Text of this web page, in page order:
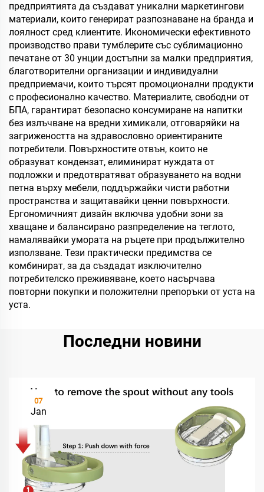
предприятията да създават уникални маркетингови
материали, които генерират разпознаване на бранда и
лоялност сред клиентите. Икономически ефективното
производство прави тумблерите със сублимационно
печатане от 30 унции достъпни за малки предприятия,
благотворителни организации и индивидуални
предприемачи, които търсят промоционални продукти
с професионално качество. Материалите, свободни от
БПА, гарантират безопасно консумиране на напитки
без излъчване на вредни химикали, отговаряйки на
загрижеността на здравословно ориентираните
потребители. Повърхностите отвън, които не
образуват кондензат, елиминират нуждата от
подложки и предотвратяват образуването на водни
петна върху мебели, поддържайки чисти работни
пространства и защитавайки ценни повърхности.
Ергономичният дизайн включва удобни зони за
хващане и балансирано разпределение на теглото,
намалявайки умората на ръцете при продължително
използване. Тези практически предимства се
комбинират, за да създадат изключително
потребителско преживяване, което насърчава
повторни покупки и положителни препоръки от уста на
уста.
Последни новини
07
Jan